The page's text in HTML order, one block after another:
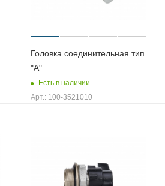
Головка соединительная тип
"А"
Есть в наличии
Арт.: 100-3521010